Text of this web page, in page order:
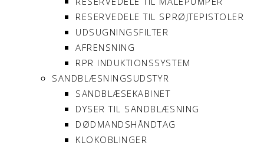
RESERVEDELE TIL SPRØJTEPISTOLER
UDSUGNINGSFILTER
AFRENSNING
RPR INDUKTIONSSYSTEM
SANDBLÆSNINGSUDSTYR
SANDBLÆSEKABINET
DYSER TIL SANDBLÆSNING
DØDMANDSHÅNDTAG
KLOKOBLINGER